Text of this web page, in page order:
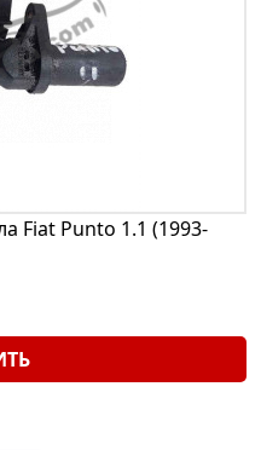
Fiat Punto 1.1 (1993-